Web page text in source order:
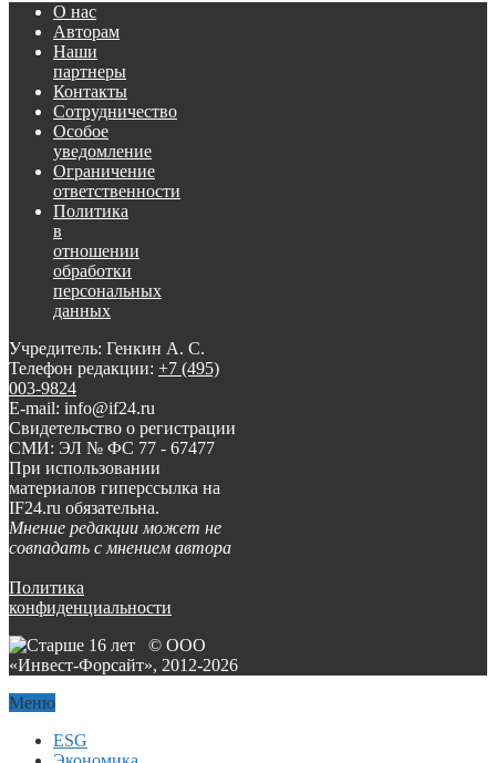
О нас
Авторам
Наши
партнеры
Контакты
Сотрудничество
Особое
уведомление
Ограничение
ответственности
Политика
в
отношении
обработки
персональных
данных
Учредитель: Генкин А. С.
Телефон редакции: +7 (495)
003-9824
E-mail: info@if24.ru
Свидетельство о регистрации
СМИ: ЭЛ № ФС 77 - 67477
При использовании
материалов гиперссылка на
IF24.ru обязательна.
Мнение редакции может не
совпадать с мнением автора
Политика
конфиденциальности
© ООО
«Инвест-Форсайт», 2012-2026
Меню
ESG